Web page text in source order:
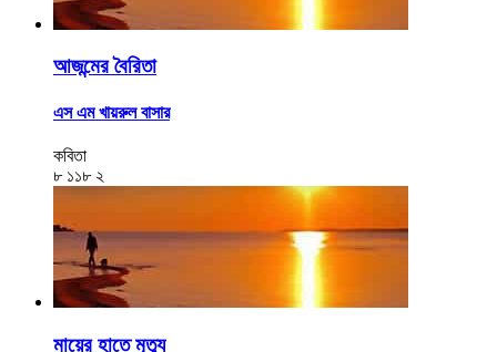
আজন্মের বৈরিতা
এস এম খায়রুল বাসার
কবিতা
৮ ১১৮ ২
মায়ের হাতে মৃত্যু